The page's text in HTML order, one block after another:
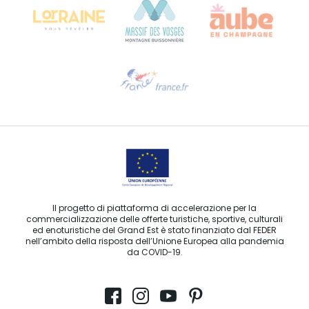
Contattaci per e-mail
Il progetto di piattaforma di accelerazione per la
commercializzazione delle offerte turistiche, sportive, culturali
ed enoturistiche del Grand Est è stato finanziato dal FEDER
nell’ambito della risposta dell’Unione Europea alla pandemia
da COVID-19.